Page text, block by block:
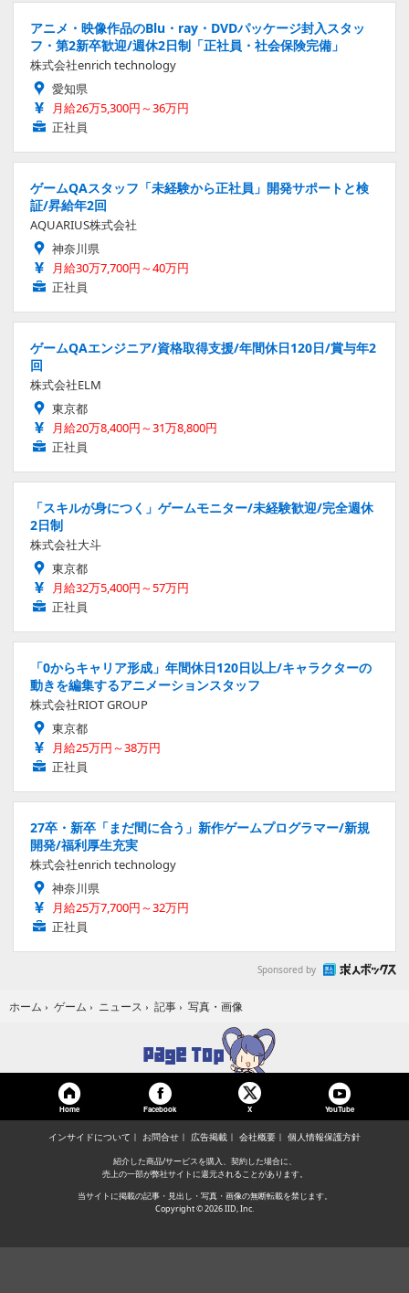
アニメ・映像作品のBlu・ray・DVDパッケージ封入スタッ
フ・第2新卒歓迎/週休2日制「正社員・社会保険完備」
株式会社enrich technology
愛知県
月給26万5,300円～36万円
正社員
ゲームQAスタッフ「未経験から正社員」開発サポートと検
証/昇給年2回
AQUARIUS株式会社
神奈川県
月給30万7,700円～40万円
正社員
ゲームQAエンジニア/資格取得支援/年間休日120日/賞与年2
回
株式会社ELM
東京都
月給20万8,400円～31万8,800円
正社員
「スキルが身につく」ゲームモニター/未経験歓迎/完全週休
2日制
株式会社大斗
東京都
月給32万5,400円～57万円
正社員
「0からキャリア形成」年間休日120日以上/キャラクターの
動きを編集するアニメーションスタッフ
株式会社RIOT GROUP
東京都
月給25万円～38万円
正社員
27卒・新卒「まだ間に合う」新作ゲームプログラマー/新規
開発/福利厚生充実
株式会社enrich technology
神奈川県
月給25万7,700円～32万円
正社員
Sponsored by
ホーム › ゲーム › ニュース › 記事 › 写真・画像
Home Facebook X YouTube
インサイドについて お問合せ 広告掲載 会社概要 個人情報保護方針
紹介した商品/サービスを購入、契約した場合に、
売上の一部が弊社サイトに還元されることがあります。
当サイトに掲載の記事・見出し・写真・画像の無断転載を禁じます。
Copyright © 2026 IID, Inc.